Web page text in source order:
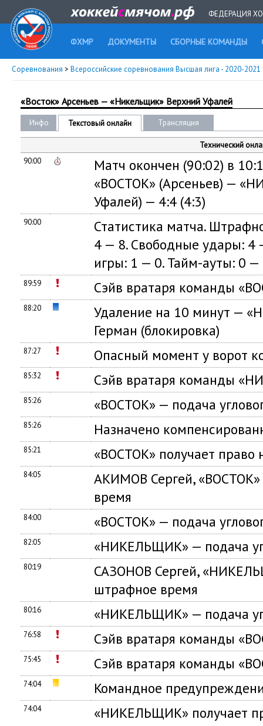
ФЕДЕРАЦИЯ
ФХМР ДОКУМЕНТЫ СБОРНЫЕ КОМАНДЫ
Соревнования > Всероссийские соревнования Высшая лига - 2020-2021
«Восток» Арсеньев — «Никельщик» Верхний Уфалей
Инфо Текстовый онлайн Трансляция
Технический
90:00
Матч окончен (90:02) в
«ВОСТОК» (Арсеньев) —
Уфалей) — 4:4 (4:3)
90:00
Статистика матча.
4 — 8. Свободные удары: 4
игры: 1 — 0. Тайм-ауты: 0 —
89:59 Сэйв вратаря команды
88:20
Удаление на 10 минут —
Герман (блокировка)
87:27 Опасный момент у ворот
85:32 Сэйв вратаря команды
85:26 «ВОСТОК» — подача
85:26 Назначено
85:21 «ВОСТОК» получает право
84:05
АКИМОВ Сергей,
время
84:00 «ВОСТОК» — подача
82:05 «НИКЕЛЬЩИК» — подача
80:19
САЗОНОВ Сергей,
штрафное время
80:16 «НИКЕЛЬЩИК» — подача
76:58 Сэйв вратаря команды
75:45 Сэйв вратаря команды
74:04 Командное
74:04
«НИКЕЛЬЩИК» получает